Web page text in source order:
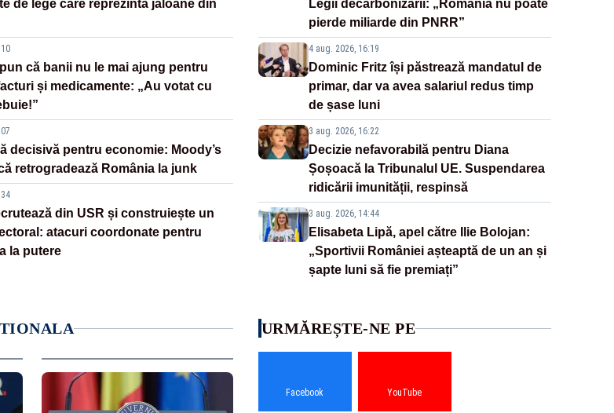
de lege care reprezintă jaloane din
că banii nu le mai ajung pentru
și medicamente: „Au votat cu
decisivă pentru economie: Moody’s
retrogradează România la junk
din USR și construiește un
atacuri coordonate pentru
la putere
Legii decarbonizării: „România nu poate
pierde miliarde din PNRR”
4 aug. 2026, 16:19
Dominic Fritz își păstrează mandatul de
primar, dar va avea salariul redus timp
de șase luni
3 aug. 2026, 16:22
Decizie nefavorabilă pentru Diana
Șoșoacă la Tribunalul UE. Suspendarea
ridicării imunității, respinsă
3 aug. 2026, 14:44
Elisabeta Lipă, apel către Ilie Bolojan:
„Sportivii României așteaptă de un an și
șapte luni să fie premiați”
URMĂREȘTE-NE PE
Facebook YouTube